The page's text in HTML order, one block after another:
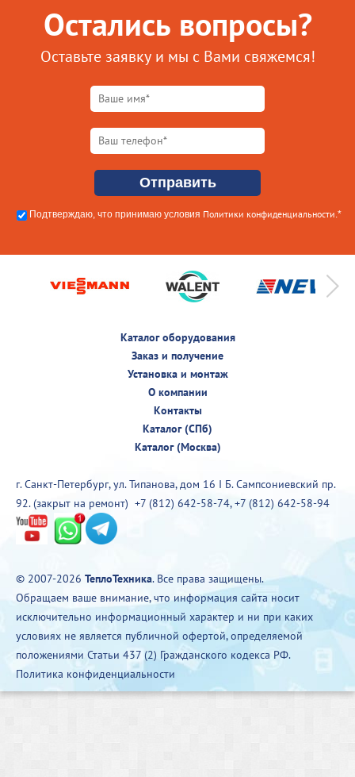
Остались вопросы?
Оставьте заявку и мы с Вами свяжемся!
Подтверждаю, что принимаю условия Политики конфиденциальности.*
Каталог оборудования
Заказ и получение
Установка и монтаж
О компании
Контакты
Каталог (СПб)
Каталог (Москва)
г. Санкт-Петербург, ул. Типанова, дом 16 I Б. Сампсониевский пр.
92. (закрыт на ремонт) +7 (812) 642-58-74,+7 (812) 642-58-94
© 2007-2026 ТеплоТехника. Все права защищены.
Обращаем ваше внимание, что информация сайта носит
исключительно информационный характер и ни при каких
условиях не является публичной офертой, определяемой
положениями Статьи 437 (2) Гражданского кодекса РФ.
Политика конфиденциальности